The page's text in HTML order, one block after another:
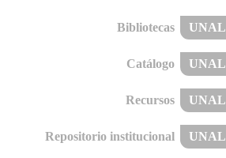
Bibliotecas UNAL
Catálogo UNAL
Recursos UNAL
Repositorio institucional UNAL